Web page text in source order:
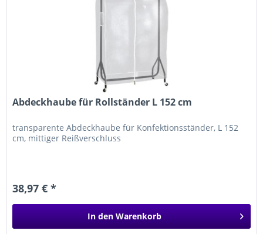
Abdeckhaube für Rollständer L 152 cm
transparente Abdeckhaube für Konfektionsständer, L 152
cm, mittiger Reißverschluss
38,97 € *
In den Warenkorb